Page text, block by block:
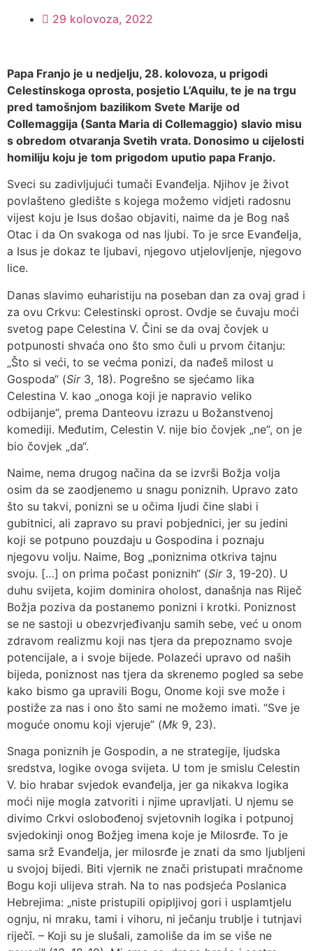
29 kolovoza, 2022
Papa Franjo je u nedjelju, 28. kolovoza, u prigodi
Celestinskoga oprosta, posjetio L’Aquilu, te je na trgu
pred tamošnjom bazilikom Svete Marije od
Collemaggija (Santa Maria di Collemaggio) slavio misu
s obredom otvaranja Svetih vrata. Donosimo u cijelosti
homiliju koju je tom prigodom uputio papa Franjo.
Sveci su zadivljujući tumači Evanđelja. Njihov je život
povlašteno gledište s kojega možemo vidjeti radosnu
vijest koju je Isus došao objaviti, naime da je Bog naš
Otac i da On svakoga od nas ljubi. To je srce Evanđelja,
a Isus je dokaz te ljubavi, njegovo utjelovljenje, njegovo
lice.
Danas slavimo euharistiju na poseban dan za ovaj grad i
za ovu Crkvu: Celestinski oprost. Ovdje se čuvaju moći
svetog pape Celestina V. Čini se da ovaj čovjek u
potpunosti shvaća ono što smo čuli u prvom čitanju:
„Što si veći, to se većma ponizi, da nađeš milost u
Gospoda“ (Sir3, 18). Pogrešno se sjećamo lika
Celestina V. kao „onoga koji je napravio veliko
odbijanje“, prema Danteovu izrazu u Božanstvenoj
komediji. Međutim, Celestin V. nije bio čovjek „ne“, on je
bio čovjek „da“.
Naime, nema drugog načina da se izvrši Božja volja
osim da se zaodjenemo u snagu poniznih. Upravo zato
što su takvi, ponizni se u očima ljudi čine slabi i
gubitnici, ali zapravo su pravi pobjednici, jer su jedini
koji se potpuno pouzdaju u Gospodina i poznaju
njegovu volju. Naime, Bog „poniznima otkriva tajnu
svoju. […] on prima počast poniznih“ (Sir3, 19-20). U
duhu svijeta, kojim dominira oholost, današnja nas Riječ
Božja poziva da postanemo ponizni i krotki. Poniznost
se ne sastoji u obezvrjeđivanju samih sebe, već u onom
zdravom realizmu koji nas tjera da prepoznamo svoje
potencijale, a i svoje bijede. Polazeći upravo od naših
bijeda, poniznost nas tjera da skrenemo pogled sa sebe
kako bismo ga upravili Bogu, Onome koji sve može i
postiže za nas i ono što sami ne možemo imati. “Sve je
moguće onomu koji vjeruje” (Mk 9, 23).
Snaga poniznih je Gospodin, a ne strategije, ljudska
sredstva, logike ovoga svijeta. U tom je smislu Celestin
V. bio hrabar svjedok evanđelja, jer ga nikakva logika
moći nije mogla zatvoriti i njime upravljati. U njemu se
divimo Crkvi oslobođenoj svjetovnih logika i potpunoj
svjedokinji onog Božjeg imena koje je Milosrđe. To je
sama srž Evanđelja, jer milosrđe je znati da smo ljubljeni
u svojoj bijedi. Biti vjernik ne znači pristupati mračnome
Bogu koji ulijeva strah. Na to nas podsjeća Poslanica
Hebrejima: „niste pristupili opipljivoj gori i usplamtjelu
ognju, ni mraku, tami i vihoru, ni ječanju trublje i tutnjavi
riječî. – Koji su je slušali, zamoliše da im se više ne